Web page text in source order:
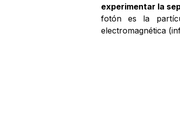
experimentar la
fotón es la
electromagnética